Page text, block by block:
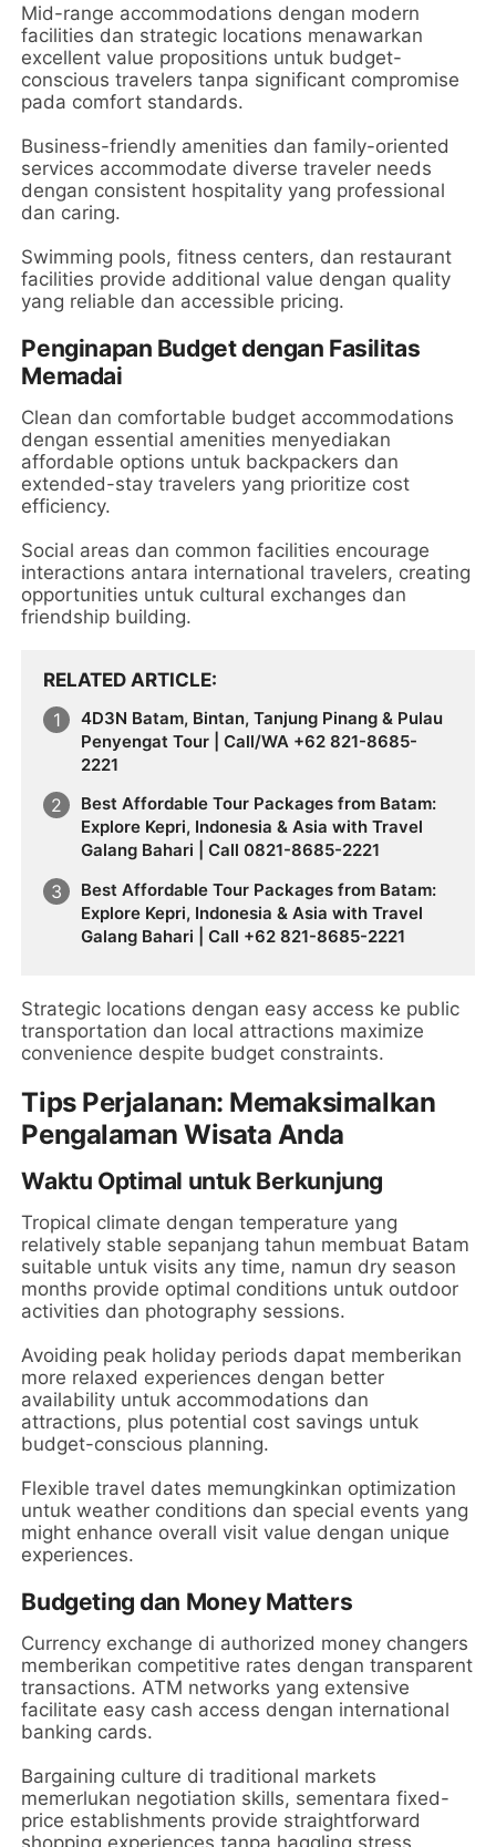
Mid-range accommodations dengan modern
facilities dan strategic locations menawarkan
excellent value propositions untuk budget-
conscious travelers tanpa significant compromise
pada comfort standards.
Business-friendly amenities dan family-oriented
services accommodate diverse traveler needs
dengan consistent hospitality yang professional
dan caring.
Swimming pools, fitness centers, dan restaurant
facilities provide additional value dengan quality
yang reliable dan accessible pricing.
Penginapan Budget dengan Fasilitas
Memadai
Clean dan comfortable budget accommodations
dengan essential amenities menyediakan
affordable options untuk backpackers dan
extended-stay travelers yang prioritize cost
efficiency.
Social areas dan common facilities encourage
interactions antara international travelers, creating
opportunities untuk cultural exchanges dan
friendship building.
RELATED ARTICLE
4D3N Batam, Bintan, Tanjung Pinang & Pulau
Penyengat Tour | Call/WA +62 821-8685-
2221
Best Affordable Tour Packages from Batam:
Explore Kepri, Indonesia & Asia with Travel
Galang Bahari | Call 0821-8685-2221
Best Affordable Tour Packages from Batam:
Explore Kepri, Indonesia & Asia with Travel
Galang Bahari | Call +62 821-8685-2221
Strategic locations dengan easy access ke public
transportation dan local attractions maximize
convenience despite budget constraints.
Tips Perjalanan: Memaksimalkan
Pengalaman Wisata Anda
Waktu Optimal untuk Berkunjung
Tropical climate dengan temperature yang
relatively stable sepanjang tahun membuat Batam
suitable untuk visits any time, namun dry season
months provide optimal conditions untuk outdoor
activities dan photography sessions.
Avoiding peak holiday periods dapat memberikan
more relaxed experiences dengan better
availability untuk accommodations dan
attractions, plus potential cost savings untuk
budget-conscious planning.
Flexible travel dates memungkinkan optimization
untuk weather conditions dan special events yang
might enhance overall visit value dengan unique
experiences.
Budgeting dan Money Matters
Currency exchange di authorized money changers
memberikan competitive rates dengan transparent
transactions. ATM networks yang extensive
facilitate easy cash access dengan international
banking cards.
Bargaining culture di traditional markets
memerlukan negotiation skills, sementara fixed-
price establishments provide straightforward